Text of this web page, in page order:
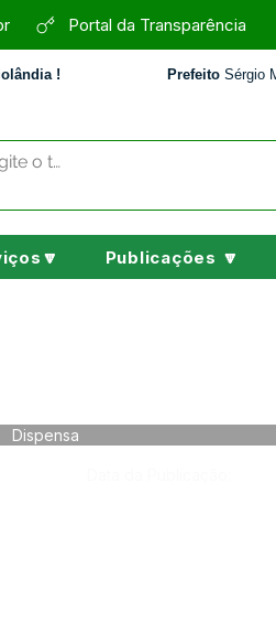
Portal da Transparência
! Prefeito Sérgio
Publicações 🔽
Dispensa